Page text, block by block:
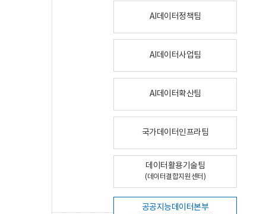
AI데이터정책팀
AI데이터사업팀
AI데이터확산팀
국가데이터인프라팀
데이터활용기술팀
(데이터결합지원센터)
공공지능데이터본부